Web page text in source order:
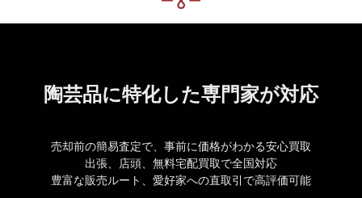
陶芸品に特化した専門家が対応
売却前の簡易査定で、事前に価格がわかる安心買取
出張、店頭、無料宅配買取で全国対応
豊富な販売ルート、愛好家への直取引で高評価可能